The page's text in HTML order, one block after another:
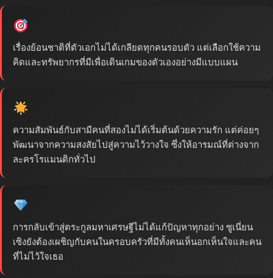
เรื่องย้อนชาติที่ตัวเอกไม่ได้เกลียดทุกคนรอบตัว แต่เลือกใช้ความ
คิดและทรัพยากรที่มีเพื่อเดินเกมของตัวเองอย่างมีแบบแผน
ความสัมพันธ์กับสามีคนที่สองไม่ได้เริ่มต้นด้วยความรัก แต่ค่อยๆ
พัฒนาจากความสงสัยไปสู่ความไว้วางใจ ซึ่งให้อารมณ์ที่ต่างจาก
ละครโรแมนติกทั่วไป
การกลับเข้าสู่ตระกูลมหาเศรษฐีไม่ได้แก้ปัญหาทุกอย่าง ซูเนี่ยน
เซิงยังต้องเผชิญกับคนในครอบครัวที่มีทั้งคนเห็นอกเห็นใจและคน
ที่ไม่ไว้ใจเธอ